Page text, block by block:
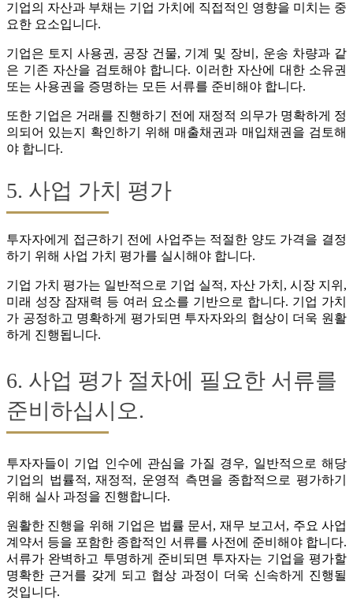
기업의 자산과 부채는 기업 가치에 직접적인 영향을 미치는 중
요한 요소입니다.
기업은 토지 사용권, 공장 건물, 기계 및 장비, 운송 차량과 같
은 기존 자산을 검토해야 합니다. 이러한 자산에 대한 소유권
또는 사용권을 증명하는 모든 서류를 준비해야 합니다.
또한 기업은 거래를 진행하기 전에 재정적 의무가 명확하게 정
의되어 있는지 확인하기 위해 매출채권과 매입채권을 검토해
야 합니다.
5. 사업 가치 평가
투자자에게 접근하기 전에 사업주는 적절한 양도 가격을 결정
하기 위해 사업 가치 평가를 실시해야 합니다.
기업 가치 평가는 일반적으로 기업 실적, 자산 가치, 시장 지위,
미래 성장 잠재력 등 여러 요소를 기반으로 합니다. 기업 가치
가 공정하고 명확하게 평가되면 투자자와의 협상이 더욱 원활
하게 진행됩니다.
6. 사업 평가 절차에 필요한 서류를
준비하십시오.
투자자들이 기업 인수에 관심을 가질 경우, 일반적으로 해당
기업의 법률적, 재정적, 운영적 측면을 종합적으로 평가하기
위해 실사 과정을 진행합니다.
원활한 진행을 위해 기업은 법률 문서, 재무 보고서, 주요 사업
계약서 등을 포함한 종합적인 서류를 사전에 준비해야 합니다.
서류가 완벽하고 투명하게 준비되면 투자자는 기업을 평가할
명확한 근거를 갖게 되고 협상 과정이 더욱 신속하게 진행될
것입니다.